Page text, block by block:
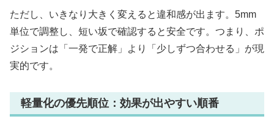
ただし、いきなり大きく変えると違和感が出ます。5mm
単位で調整し、短い坂で確認すると安全です。つまり、ポ
ジションは「一発で正解」より「少しずつ合わせる」が現
実的です。
軽量化の優先順位：効果が出やすい順番